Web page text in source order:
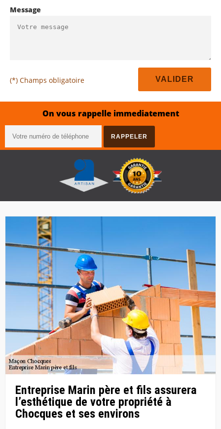
Message
(*) Champs obligatoire
On vous rappelle immediatement
Entreprise Marin père et fils assurera
l’esthétique de votre propriété à
Chocques et ses environs